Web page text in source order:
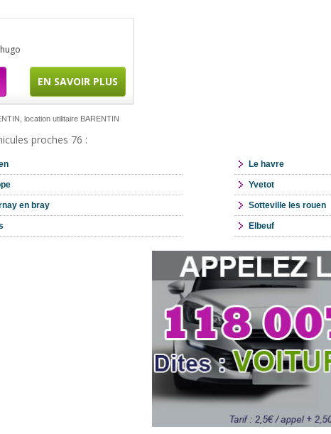
EN SAVOIR PLUS
location utilitaire BARENTIN
proches 76 :
Le havre
Yvetot
en bray Sotteville les rouen
Elbeuf